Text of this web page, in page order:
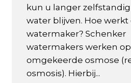
kun u langer
water blijven. Hoe werkt
watermaker? Schenker
watermakers werken op
omgekeerde osmose
osmosis). Hierbij...